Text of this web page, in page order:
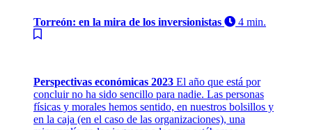
Torreón: en la mira de los inversionistas 4 min.
Perspectivas económicas 2023 El año que está por
concluir no ha sido sencillo para nadie. Las personas
físicas y morales hemos sentido, en nuestros bolsillos y
en la caja (en el caso de las organizaciones), una